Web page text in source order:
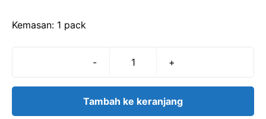
Kemasan: 1 pack
-
Kuantitas
SAHLI
+
Tambah ke keranjang